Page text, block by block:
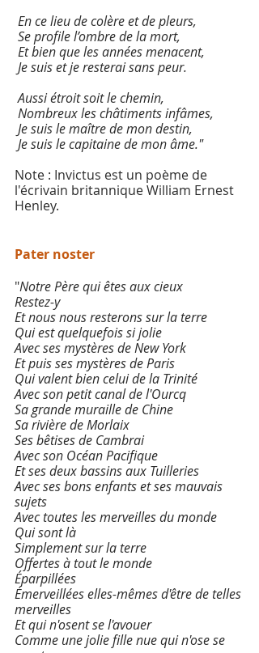
En ce lieu de colère et de pleurs,
Se profile l’ombre de la mort,
Et bien que les années menacent,
Je suis et je resterai sans peur.
Aussi étroit soit le chemin,
Nombreux les châtiments infâmes,
Je suis le maître de mon destin,
Je suis le capitaine de mon âme."
Note : Invictus est un poème de
l'écrivain britannique William Ernest
Henley.
Pater noster
"Notre Père qui êtes aux cieux
Restez-y
Et nous nous resterons sur la terre
Qui est quelquefois si jolie
Avec ses mystères de New York
Et puis ses mystères de Paris
Qui valent bien celui de la Trinité
Avec son petit canal de l'Ourcq
Sa grande muraille de Chine
Sa rivière de Morlaix
Ses bêtises de Cambrai
Avec son Océan Pacifique
Et ses deux bassins aux Tuilleries
Avec ses bons enfants et ses mauvais
sujets
Avec toutes les merveilles du monde
Qui sont là
Simplement sur la terre
Offertes à tout le monde
Éparpillées
Émerveillées elles-mêmes d'être de telles
merveilles
Et qui n'osent se l'avouer
Comme une jolie fille nue qui n'ose se